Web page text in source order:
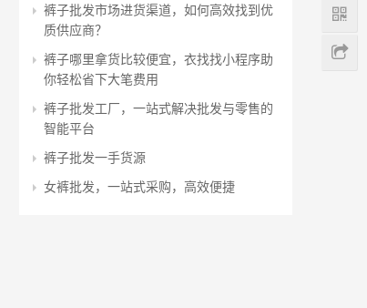
裤子批发市场进货渠道，如何高效找到优
质供应商？
裤子哪里拿货比较便宜，衣找找小程序助
你轻松省下大笔费用
裤子批发工厂，一站式解决批发与零售的
智能平台
裤子批发一手货源
女裤批发，一站式采购，高效便捷